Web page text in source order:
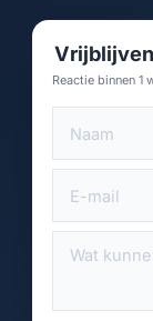
Reactie binnen 1